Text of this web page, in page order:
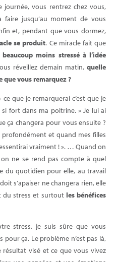
journée, vous rentrez chez vous,
jusqu’au moment de vous
et, pendant que vous dormez,
se produit. Ce miracle fait que
moins stressé à l’idée
réveillez demain matin,quelle
que vous remarquez ?
que je remarquerai c’est que je
fort dans ma poitrine. » Je lui ai
ça changera pour vous ensuite ?
profondément et quand mes filles
vraiment ! ». … Quand on
ne se rend pas compte à quel
du quotidien pour elle, au travail
s’apaiser ne changera rien, elle
du stress et surtout les bénéfices
stress, je suis sûre que vous
pour ça. Le problème n’est pas là,
visé et ce que vous vivez